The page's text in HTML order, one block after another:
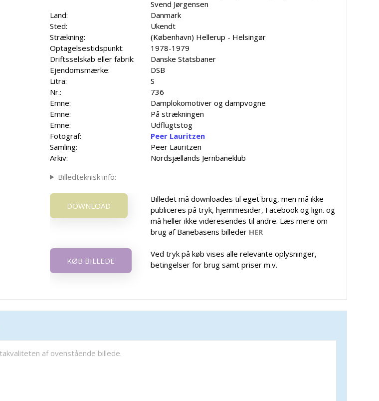
Svend Jørgensen
Land:
Danmark
Sted:
Ukendt
Strækning:
(København) Hellerup - Helsingør
Optagelsestidspunkt:
1978-1979
Driftsselskab eller fabrik:
Danske Statsbaner
Ejendomsmærke:
DSB
Litra:
S
Nr.:
736
Emne:
Damplokomotiver og dampvogne
Emne:
På strækningen
Emne:
Udflugtstog
Fotograf:
Peer Lauritzen
Samling:
Peer Lauritzen
Arkiv:
Nordsjællands Jernbaneklub
Billedteknisk info:
DOWNLOAD
Billedet må downloades til eget brug, men må ikke
publiceres på tryk, hjemmesider, Facebook og lign. og
må heller ikke videresendes til andre. Læs mere om
brug af Banebasens billeder HER
KØB BILLEDE
Ved tryk på køb vises alle relevante oplysninger,
betingelser for brug samt priser m.v.